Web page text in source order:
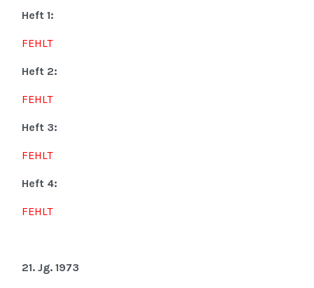
Heft 1:
FEHLT
Heft 2:
FEHLT
Heft 3:
FEHLT
Heft 4:
FEHLT
21. Jg. 1973